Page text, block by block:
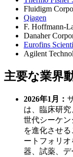
Fluidigm
Qiagen
F. Hoffmann-
Danaher
Eurofins
Agilent
主要な業界
2026年1月：
は、臨床研
世代シーケ
を進化させ
ートフォリ
器、試薬、